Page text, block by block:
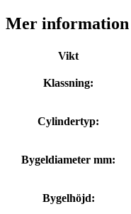
Mer information
Vikt
Klassning:
Cylindertyp:
Bygeldiameter mm:
Bygelhöjd: